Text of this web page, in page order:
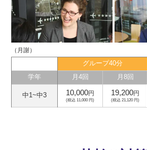
（月謝）
グループ40分
学年
月4回 月8回
中1~中3 10,000円
(税込 11,000 円)
19,200円
(税込 21,120 円)